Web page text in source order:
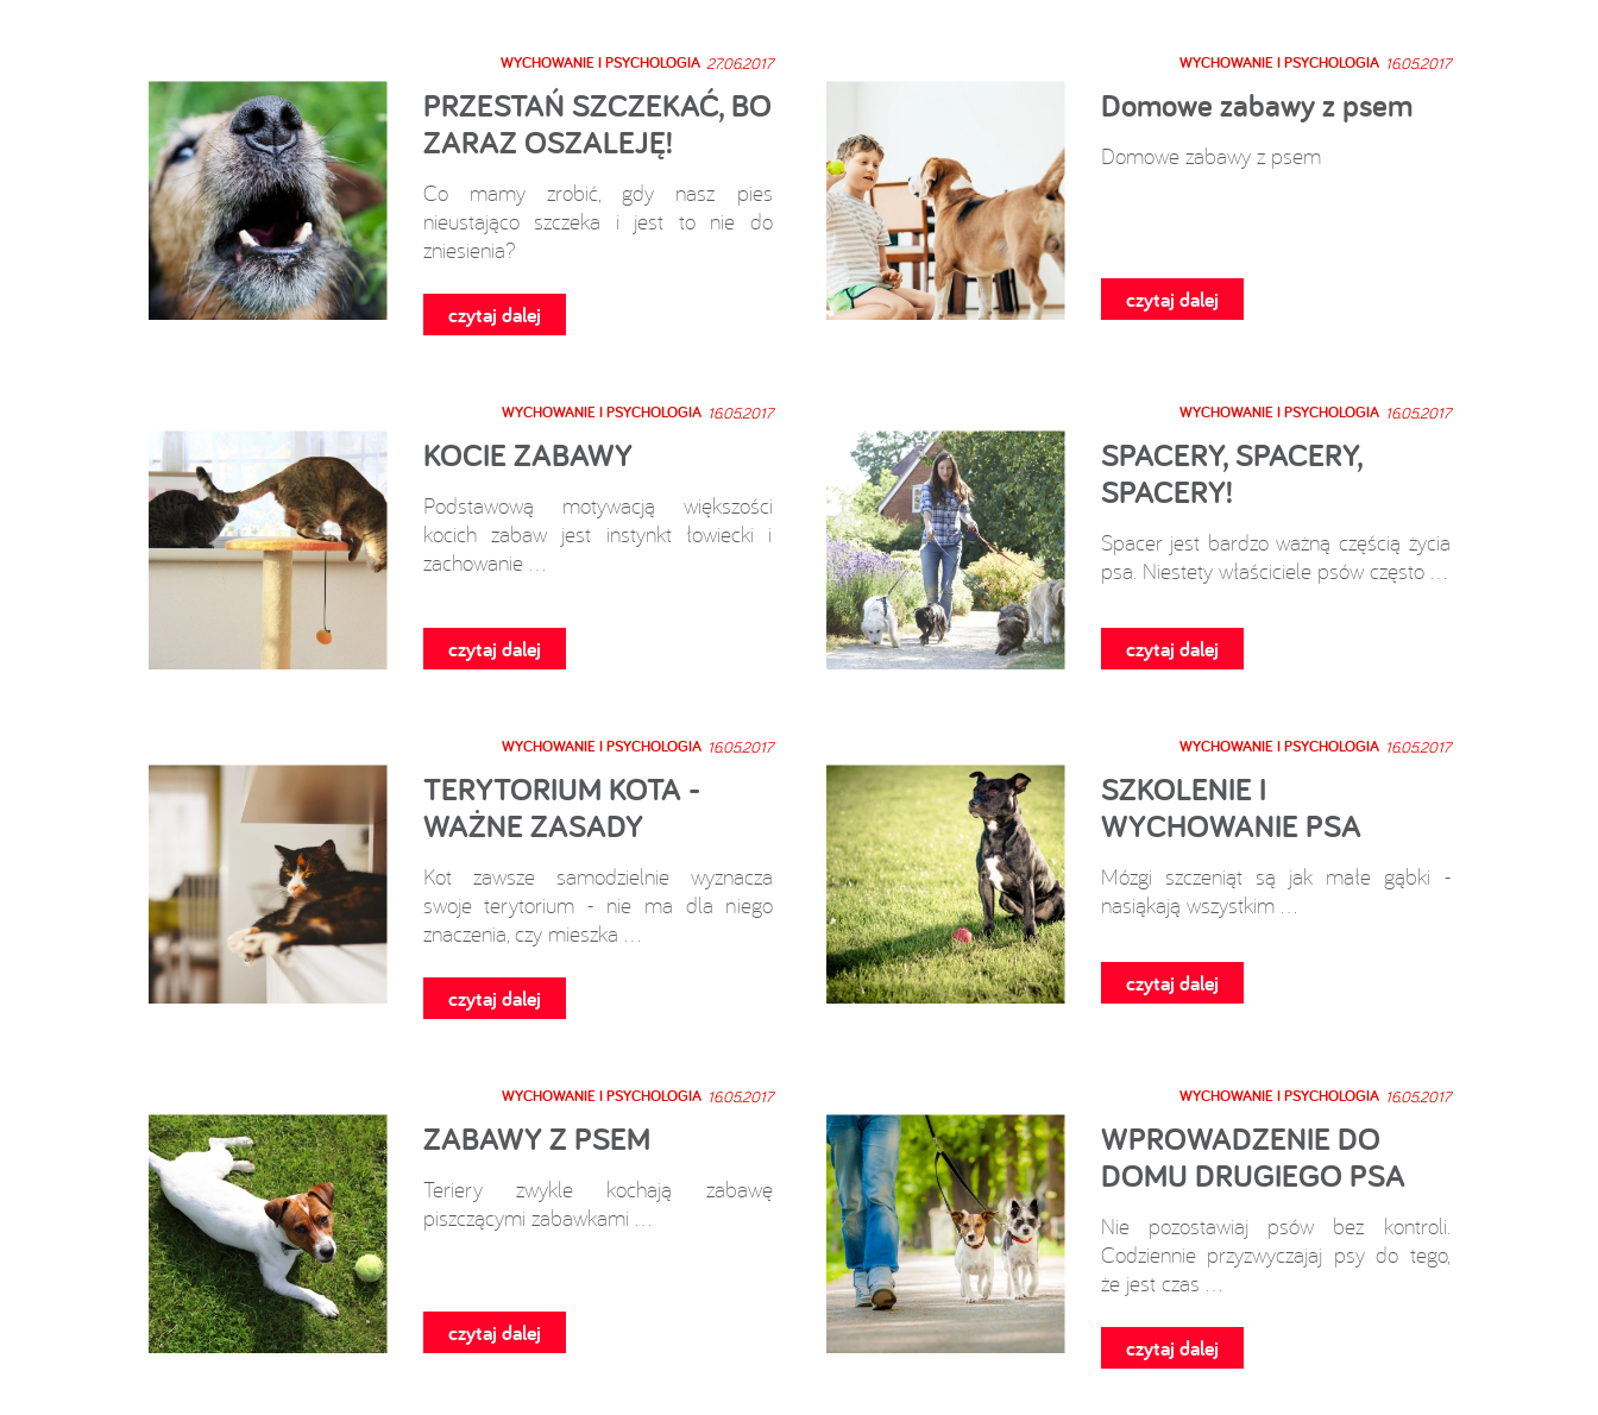
WYCHOWANIE I PSYCHOLOGIA 27.06.2017
PRZESTAŃ SZCZEKAĆ, BO
ZARAZ OSZALEJĘ!
Co mamy zrobić, gdy nasz pies
nieustająco szczeka i jest to nie do
zniesienia?
czytaj dalej
WYCHOWANIE I PSYCHOLOGIA 16.05.2017
Domowe zabawy z psem
Domowe zabawy z psem
czytaj dalej
WYCHOWANIE I PSYCHOLOGIA 16.05.2017
KOCIE ZABAWY
Podstawową motywacją większości
kocich zabaw jest instynkt łowiecki i
zachowanie ...
czytaj dalej
WYCHOWANIE I PSYCHOLOGIA 16.05.2017
SPACERY, SPACERY,
SPACERY!
Spacer jest bardzo ważną częścią życia
psa. Niestety właściciele psów często ...
czytaj dalej
WYCHOWANIE I PSYCHOLOGIA 16.05.2017
TERYTORIUM KOTA -
WAŻNE ZASADY
Kot zawsze samodzielnie wyznacza
swoje terytorium - nie ma dla niego
znaczenia, czy mieszka ...
czytaj dalej
WYCHOWANIE I PSYCHOLOGIA 16.05.2017
SZKOLENIE I
WYCHOWANIE PSA
Mózgi szczeniąt są jak małe gąbki -
nasiąkają wszystkim ...
czytaj dalej
WYCHOWANIE I PSYCHOLOGIA 16.05.2017
ZABAWY Z PSEM
Teriery zwykle kochają zabawę
piszczącymi zabawkami ...
czytaj dalej
WYCHOWANIE I PSYCHOLOGIA 16.05.2017
WPROWADZENIE DO
DOMU DRUGIEGO PSA
Nie pozostawiaj psów bez kontroli.
Codziennie przyzwyczajaj psy do tego,
że jest czas ...
czytaj dalej